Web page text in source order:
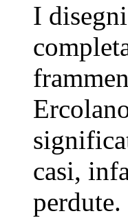
I
casi,
perdute.